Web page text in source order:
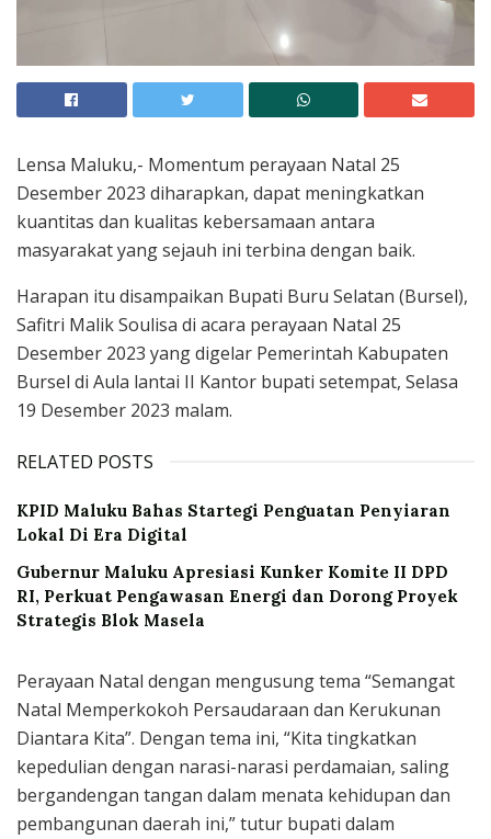
Lensa Maluku,- Momentum perayaan Natal 25
Desember 2023 diharapkan, dapat meningkatkan
kuantitas dan kualitas kebersamaan antara
masyarakat yang sejauh ini terbina dengan baik.
Harapan itu disampaikan Bupati Buru Selatan (Bursel),
Safitri Malik Soulisa di acara perayaan Natal 25
Desember 2023 yang digelar Pemerintah Kabupaten
Bursel di Aula lantai II Kantor bupati setempat, Selasa
19 Desember 2023 malam.
RELATED POSTS
KPID Maluku Bahas Startegi Penguatan Penyiaran
Lokal Di Era Digital
Gubernur Maluku Apresiasi Kunker Komite II DPD
RI, Perkuat Pengawasan Energi dan Dorong Proyek
Strategis Blok Masela
Perayaan Natal dengan mengusung tema “Semangat
Natal Memperkokoh Persaudaraan dan Kerukunan
Diantara Kita”. Dengan tema ini, “Kita tingkatkan
kepedulian dengan narasi-narasi perdamaian, saling
bergandengan tangan dalam menata kehidupan dan
pembangunan daerah ini,” tutur bupati dalam